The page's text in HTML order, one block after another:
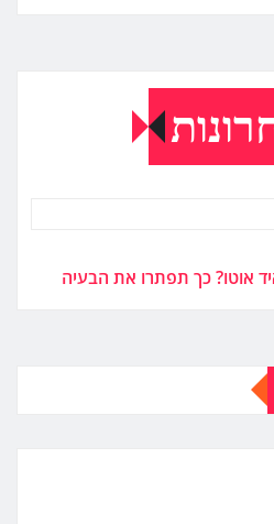
אוטו? כך תפתרו את הבעיה